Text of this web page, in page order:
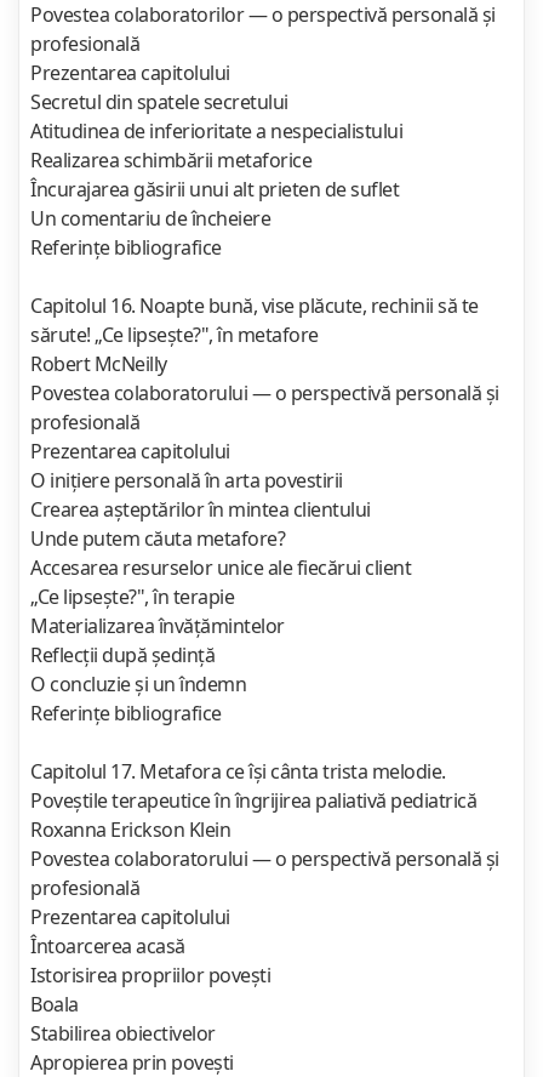
Povestea colaboratorilor — o perspectivă personală şi
profesională
Prezentarea capitolului
Secretul din spatele secretului
Atitudinea de inferioritate a nespecialistului
Realizarea schimbării metaforice
Încurajarea găsirii unui alt prieten de suflet
Un comentariu de încheiere
Referinţe bibliografice
Capitolul 16. Noapte bună, vise plăcute, rechinii să te
sărute! „Ce lipseşte?", în metafore
Robert McNeilly
Povestea colaboratorului — o perspectivă personală şi
profesională
Prezentarea capitolului
O iniţiere personală în arta povestirii
Crearea aşteptărilor în mintea clientului
Unde putem căuta metafore?
Accesarea resurselor unice ale fiecărui client
„Ce lipseşte?", în terapie
Materializarea învăţămintelor
Reflecţii după şedinţă
O concluzie şi un îndemn
Referinţe bibliografice
Capitolul 17. Metafora ce îşi cânta trista melodie.
Poveştile terapeutice în îngrijirea paliativă pediatrică
Roxanna Erickson Klein
Povestea colaboratorului — o perspectivă personală şi
profesională
Prezentarea capitolului
Întoarcerea acasă
Istorisirea propriilor poveşti
Boala
Stabilirea obiectivelor
Apropierea prin poveşti